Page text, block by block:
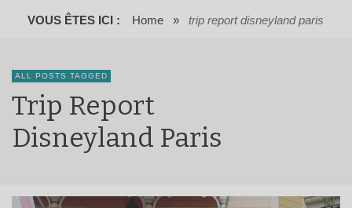
VOUS ÊTES ICI : Home » trip report disneyland paris
ALL POSTS TAGGED
Trip Report
Disneyland Paris